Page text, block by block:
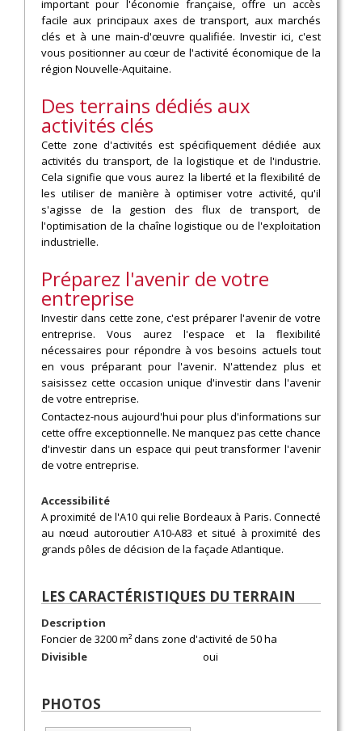
important pour l'économie française, offre un accès
facile aux principaux axes de transport, aux marchés
clés et à une main-d'œuvre qualifiée. Investir ici, c'est
vous positionner au cœur de l'activité économique de la
région Nouvelle-Aquitaine.
Des terrains dédiés aux
activités clés
Cette zone d'activités est spécifiquement dédiée aux
activités du transport, de la logistique et de l'industrie.
Cela signifie que vous aurez la liberté et la flexibilité de
les utiliser de manière à optimiser votre activité, qu'il
s'agisse de la gestion des flux de transport, de
l'optimisation de la chaîne logistique ou de l'exploitation
industrielle.
Préparez l'avenir de votre
entreprise
Investir dans cette zone, c'est préparer l'avenir de votre
entreprise. Vous aurez l'espace et la flexibilité
nécessaires pour répondre à vos besoins actuels tout
en vous préparant pour l'avenir. N'attendez plus et
saisissez cette occasion unique d'investir dans l'avenir
de votre entreprise.
Contactez-nous aujourd'hui pour plus d'informations sur
cette offre exceptionnelle. Ne manquez pas cette chance
d'investir dans un espace qui peut transformer l'avenir
de votre entreprise.
Accessibilité
A proximité de l'A10 qui relie Bordeaux à Paris. Connecté
au nœud autoroutier A10-A83 et situé à proximité des
grands pôles de décision de la façade Atlantique.
LES CARACTÉRISTIQUES DU TERRAIN
Description
Foncier de 3200 m² dans zone d'activité de 50 ha
Divisible
oui
PHOTOS